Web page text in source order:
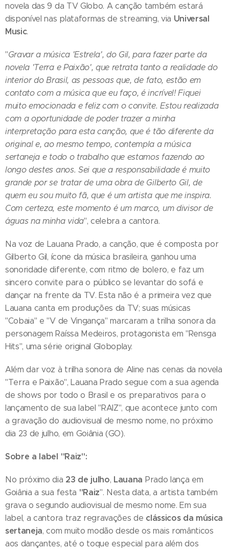
novela das 9 da TV Globo. A canção também estará
disponível nas plataformas de streaming, via Universal
Music.
"Gravar a música 'Estrela', do Gil, para fazer parte da
novela 'Terra e Paixão', que retrata tanto a realidade do
interior do Brasil, as pessoas que, de fato, estão em
contato com a música que eu faço, é incrível! Fiquei
muito emocionada e feliz com o convite. Estou realizada
com a oportunidade de poder trazer a minha
interpretação para esta canção, que é tão diferente da
original e, ao mesmo tempo, contempla a música
sertaneja e todo o trabalho que estamos fazendo ao
longo destes anos. Sei que a responsabilidade é muito
grande por se tratar de uma obra de Gilberto Gil, de
quem eu sou muito fã, que é um artista que me inspira.
Com certeza, este momento é um marco, um divisor de
águas na minha vida", celebra a cantora.
Na voz de Lauana Prado, a canção, que é composta por
Gilberto Gil, ícone da música brasileira, ganhou uma
sonoridade diferente, com ritmo de bolero, e faz um
sincero convite para o público se levantar do sofá e
dançar na frente da TV. Esta não é a primeira vez que
Lauana canta em produções da TV; suas músicas
"Cobaia" e "V de Vingança" marcaram a trilha sonora da
personagem Raíssa Medeiros, protagonista em "Rensga
Hits", uma série original Globoplay.
Além dar voz à trilha sonora de Aline nas cenas da novela
"Terra e Paixão", Lauana Prado segue com a sua agenda
de shows por todo o Brasil e os preparativos para o
lançamento de sua label "RAIZ", que acontece junto com
a gravação do audiovisual de mesmo nome, no próximo
dia 23 de julho, em Goiânia (GO).
Sobre a label "Raiz":
No próximo dia 23 de julho, Lauana Prado lança em
Goiânia a sua festa "Raiz". Nesta data, a artista também
grava o segundo audiovisual de mesmo nome. Em sua
label, a cantora traz regravações de clássicos da música
sertaneja, com muito modão desde os mais românticos
aos dançantes, até o toque especial para além dos